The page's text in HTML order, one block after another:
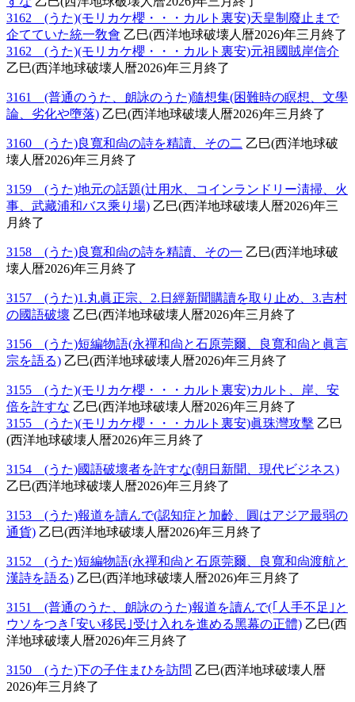
3162 (うた)(モリカケ櫻・・・カルト裏安)天皇制廢止まで
企てていた統一敎會 乙巳(西洋地球破壊人暦2026)年三月終了
3162 (うた)(モリカケ櫻・・・カルト裏安)元祖國賊岸信介
乙巳(西洋地球破壊人暦2026)年三月終了
3161 (普通のうた、朗詠のうた)隨想集(困難時の瞑想、文學
論、劣化や墮落) 乙巳(西洋地球破壊人暦2026)年三月終了
3160 (うた)良寬和尙の詩を精讀、その二 乙巳(西洋地球破
壊人暦2026)年三月終了
3159 (うた)地元の話題(辻用水、コインランドリー淸掃、火
事、武藏浦和バス乘り場) 乙巳(西洋地球破壊人暦2026)年三
月終了
3158 (うた)良寬和尙の詩を精讀、その一 乙巳(西洋地球破
壊人暦2026)年三月終了
3157 (うた)1.丸眞正宗、2.日經新聞購讀を取り止め、3.吉村
の國語破壞 乙巳(西洋地球破壊人暦2026)年三月終了
3156 (うた)短編物語(永禪和尙と石原莞爾、良寬和尙と眞言
宗を語る) 乙巳(西洋地球破壊人暦2026)年三月終了
3155 (うた)(モリカケ櫻・・・カルト裏安)カルト、岸、安
倍を許すな 乙巳(西洋地球破壊人暦2026)年三月終了
3155 (うた)(モリカケ櫻・・・カルト裏安)眞珠灣攻擊 乙巳
(西洋地球破壊人暦2026)年三月終了
3154 (うた)國語破壞者を許すな(朝日新聞、現代ビジネス)
乙巳(西洋地球破壊人暦2026)年三月終了
3153 (うた)報道を讀んで(認知症と加齡、圓はアジア最弱の
通貨) 乙巳(西洋地球破壊人暦2026)年三月終了
3152 (うた)短編物語(永禪和尙と石原莞爾、良寬和尙渡航と
漢詩を語る) 乙巳(西洋地球破壊人暦2026)年三月終了
3151 (普通のうた、朗詠のうた)報道を讀んで(｢人手不足｣と
ウソをつき｢安い移民｣受け入れを進める黑幕の正體) 乙巳(西
洋地球破壊人暦2026)年三月終了
3150 (うた)下の子住まひを訪問 乙巳(西洋地球破壊人暦
2026)年三月終了